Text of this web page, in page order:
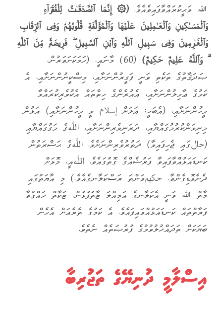
ﷲ ވަޙީކުރައްވާފައިވެއެވެ. (۞ إِنَّمَا ٱلصَّدَقَـٰتُ لِلْفُقَرَآءِ
وَٱلْمَسَـٰكِينِ وَٱلْعَـٰمِلِينَ عَلَيْهَا وَٱلْمُؤَلَّفَةِ قُلُوبُهُمْ وَفِى ٱلرِّقَابِ
وَٱلْغَـٰرِمِينَ وَفِى سَبِيلِ ٱللَّهِ وَٱبْنِ ٱلسَّبِيلِ ۖ فَرِيضَةًۭ مِّنَ ٱللَّهِ
ۗ وَٱللَّهُ عَلِيمٌ حَكِيمٌۭ)
(60) މާނައީ، (ހަމަކަށަވަރުން،
ޞަދަޤާތުގެ ތަކެތި ވަނީ ފަގީރުންނަށާއި، މިސްކީނުންނަށާއި، އެ
ކަމުގެ ޢާމިލުންނަށާއި، އެއުރެންގެ ހިތްތައް އެކުވެރިކުރައްވާ
މީހުންނަށާއި، (އެބަހީ: އަލަށް إسلام ވީ މީހުންނަށާއި) އަޅުން
މިނިވަންކުރުމުގައްޔާއި، ދަރަނިވެރިންނަށާއި، اللَّهގެ މަގުގައްޔާއި
(حالގައި ޖެހިފައިވާ) ދަތުރުވެރިންނަށެވެ. اللَّهގެ ޙަޟްރަތުން
ކަނޑައަޅުއްވާފައިވާ ފަރުޟެއްގެ ގޮތުގައެވެ. اللَّهއީ، މޮޅަށް
ދެނެވޮޑިގެންވާ، حكيمވަންތަ ރަސްކަލާނގެއެވެ.) މި އާޔަތުގައި
މާތް ﷲ ވަނީ އެކަލާނގެ އަމިއްލަ ޒާތުފުޅުން، ޒަކާތް ޙައްޤުވާ
ފަރާތްތައް ކަނޑައަޅުއްވައިފައެވެ. އެ ކަމުގެ ތެރެއަށް އެހެން
ބަޔަކަށް ތަދައްޚުލުވުމުގެ ފުރުޞަތެއް ނެތެވެ.
އިސްލާމީ ދުނިޔޭގެ ތަޖުރިބާ